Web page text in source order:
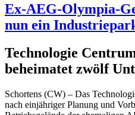
Ex-AEG-Olympia-
nun ein
Technologie
beheimatet zwölf
Schortens (CW) – Das
nach einjähriger Planung und